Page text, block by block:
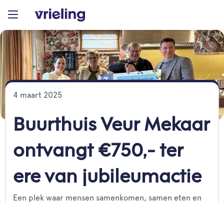
4 maart 2025
Buurthuis Veur Mekaar
ontvangt €750,- ter
ere van jubileumactie
Een plek waar mensen samenkomen, samen eten en